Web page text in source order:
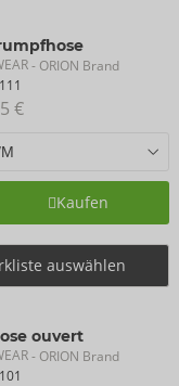
- ORION Brand
€
Kaufen
auswählen
ouvert
- ORION Brand